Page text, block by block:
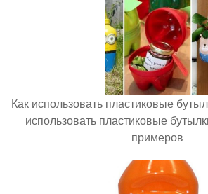
Как использовать пластиковые
использовать пластиковые
примеров